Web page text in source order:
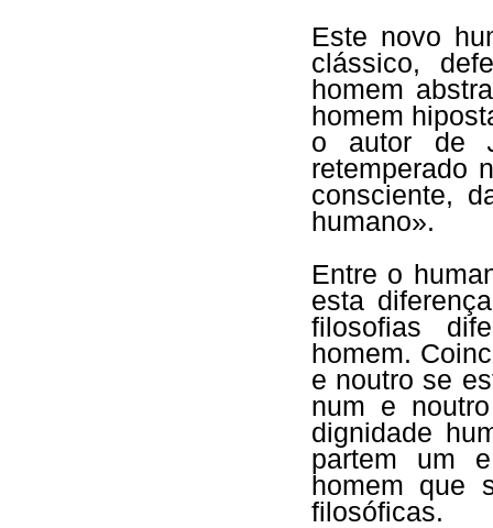
Este novo
clássico,
homem
homem
o autor de
retemperado
consciente,
humano».
Entre o
esta
filosofias
homem.
e noutro se
num e
dignidade
partem um
homem que
filosóficas.